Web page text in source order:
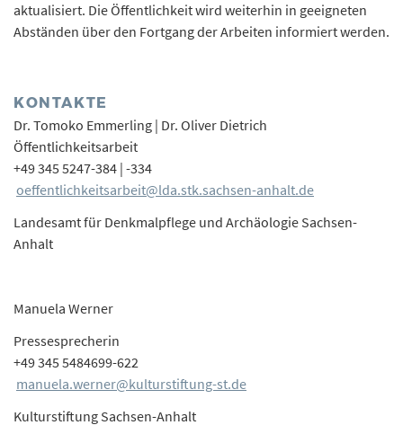
aktualisiert. Die Öffentlichkeit wird weiterhin in geeigneten
Abständen über den Fortgang der Arbeiten informiert werden.
KONTAKTE
Dr. Tomoko Emmerling | Dr. Oliver Dietrich
Öffentlichkeitsarbeit
+49 345 5247-384 | -334
oeffentlichkeitsarbeit@lda.stk.sachsen-anhalt.de
Landesamt für Denkmalpflege und Archäologie Sachsen-
Anhalt
Manuela Werner
Pressesprecherin
+49 345 5484699-622
manuela.werner@kulturstiftung-st.de
Kulturstiftung Sachsen-Anhalt